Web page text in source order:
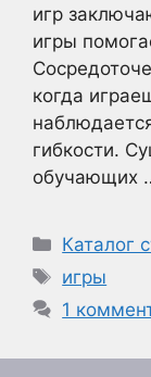
игр
игры
когда
гибкости.
обучающих
Рубрики
Каталог
Метки
игры
1